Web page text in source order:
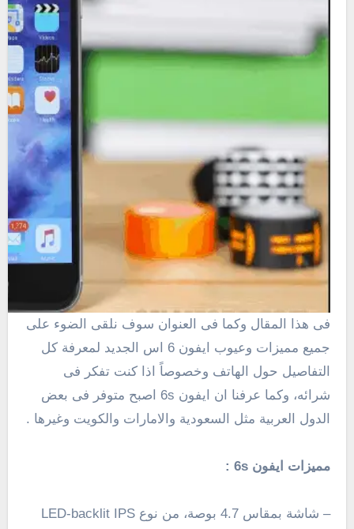
فى هذا المقال وكما فى العنوان سوف نلقى الضوء على
جميع مميزات وعيوب ايفون 6 اس الجديد لمعرفة كل
التفاصيل حول الهاتف وخصوصاً اذا كنت تفكر فى
شرائه، وكما عرفنا ان ايفون 6s اصبح متوفر فى بعض
الدول العربية مثل السعودية والامارات والكويت وغيرها .
مميزات ايفون 6s :
– شاشة بمقاس 4.7 بوصة، من نوع LED-backlit IPS